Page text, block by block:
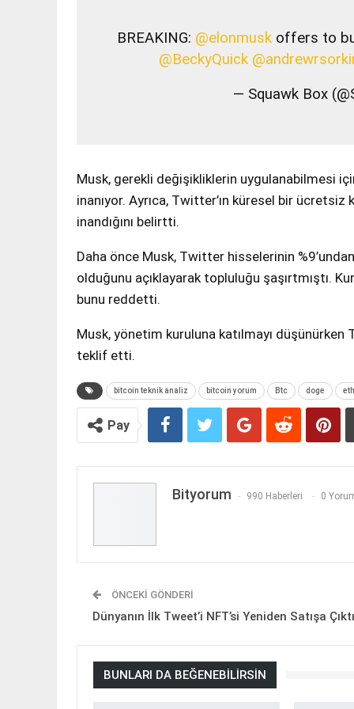
BREAKING: @elonmusk offers to
@BeckyQuick
— Squawk Box
Musk, gerekli değişikliklerin uygulanabilmesi
inanıyor. Ayrıca, Twitter’ın küresel bir
inandığını belirtti.
Daha önce Musk, Twitter hisselerinin
olduğunu açıklayarak topluluğu şaşırtmıştı.
bunu reddetti.
Musk, yönetim kuruluna katılmayı
teklif etti.
bitcoin teknik analiz bitcoin yorum Btc doge
Pay
Bityorum 990 Haberleri 0
ÖNCEKI GÖNDERI
Dünyanın İlk Tweet’i NFT’si Yeniden Satışa Çıktı
BUNLARI DA BEĞENEBILIRSIN